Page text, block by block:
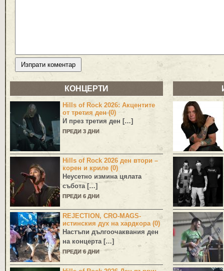
КОНЦЕРТИ
Hills of Rock 2026: Акцентите
от третия ден (0)
И през третия ден […]
ПРЕДИ 3 ДНИ
Hills of Rock 2026 ден втори –
корен и криле (0)
Неусетно измина цялата
събота […]
ПРЕДИ 6 ДНИ
REJECTION, CRO-MAGS-
истинския дух на хардкора (0)
Настъпи дългоочаквания ден
на концерта […]
ПРЕДИ 6 ДНИ